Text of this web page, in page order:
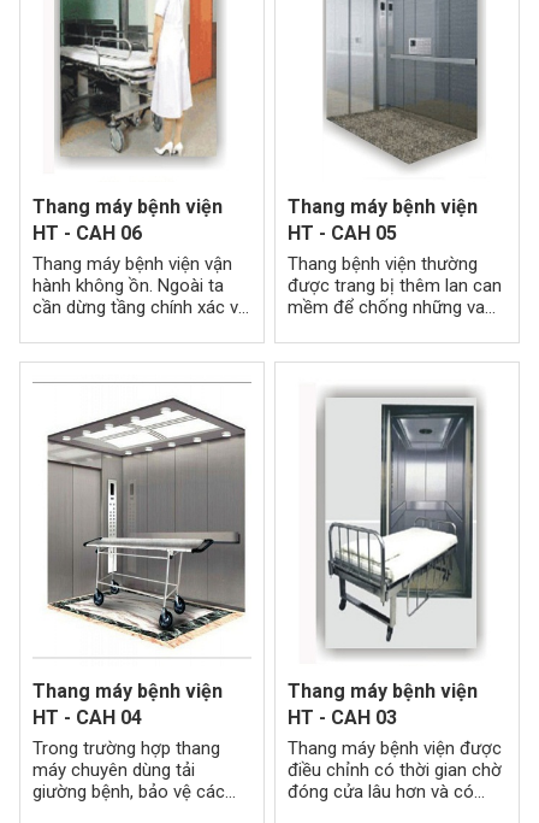
Thang máy bệnh viện
HT - CAH 06
Thang máy bệnh viện vận
hành không ồn. Ngoài ta
cần dừng tầng chính xác và
hưởng đến tâm lý của bệnh
Thang máy bệnh viện
HT - CAH 05
Thang bệnh viện thường
được trang bị thêm lan can
mềm để chống những va
chuyển, phòng những sự
Thang máy bệnh viện
HT - CAH 04
Trong trường hợp thang
máy chuyên dùng tải
giường bệnh, bảo vệ các
Thang máy bệnh viện
HT - CAH 03
Thang máy bệnh viện được
điều chỉnh có thời gian chờ
đóng cửa lâu hơn và có